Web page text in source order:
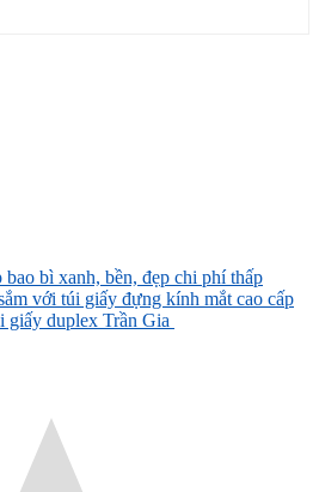
bì xanh, bền, đẹp chi phí thấp
với túi giấy đựng kính mắt cao cấp
duplex Trần Gia